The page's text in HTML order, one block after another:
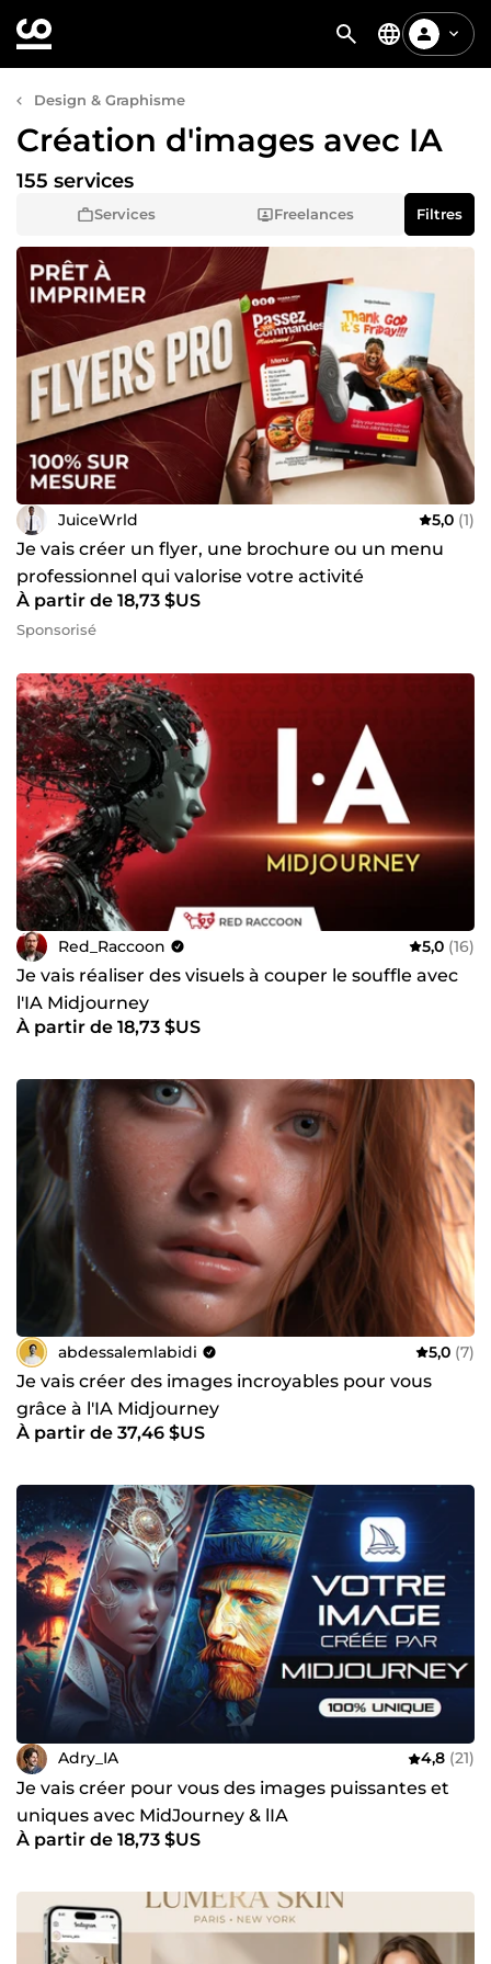
Design & Graphisme
Création d'images avec IA
Services Freelances
155 services
Filtres
JuiceWrld 5,0 (1)
Je vais créer un flyer, une brochure ou un menu
professionnel qui valorise votre activité
À partir de 18,73 $US
Sponsorisé
Red_Raccoon 5,0 (16)
Je vais réaliser des visuels à couper le souffle avec
l'IA Midjourney
À partir de 18,73 $US
abdessalemlabidi 5,0 (7)
Je vais créer des images incroyables pour vous
grâce à l'IA Midjourney
À partir de 37,46 $US
Adry_IA 4,8 (21)
Je vais créer pour vous des images puissantes et
uniques avec MidJourney & lIA
À partir de 18,73 $US